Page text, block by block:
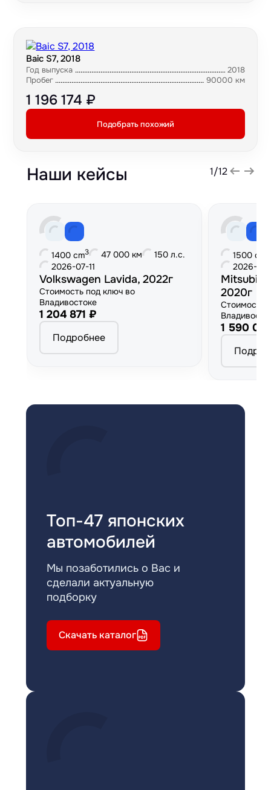
Baic S7, 2018
Год выпуска
2018
Пробег
90000 км
1 196 174 ₽
Подобрать похожий
Наши кейсы 1/12
1400 cm3 47 000 км
150 л.с.
2026-07-11
Volkswagen Lavida, 2022г
Стоимость под ключ во
Владивостоке
1 204 871 ₽
Подробнее
1500 cm
2026-
2020г
Стоимость
1 590
Топ-47 японских
автомобилей
Мы позаботились о Вас и
сделали актуальную
подборку
Скачать каталог